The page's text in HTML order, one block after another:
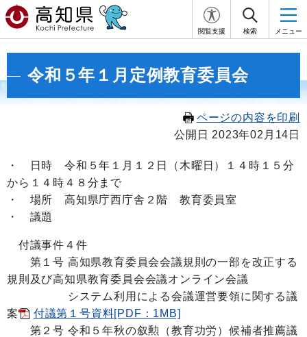
閲覧支援 検索 メニュー
令和５年１月定例教育委員会
ページの内容を印刷
公開日 2023年02月14日
・ 日時 令和５年１月１２日 （木曜日）１ ４ 時１５分
から１４ 時４８ 分まで
・ 場所 高知県庁西庁舎２階 教育委員室
・ 議題
付議事件４件
第１号 高知県教育委員会会議規則の一部を改正する
規則及び高知県教育委員会会議オンライン会議
システム利用による会議運営要領に関する議
案
付議第１号資料[PDF：1MB]
第２号 令和５年秋の叙勲（教育功労）候補者推薦議